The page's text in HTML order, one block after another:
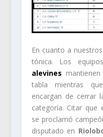
En cuanto a
tónica. Los
alevines
tabla mientras
encargan de cerrar
categoría. Citar que
se proclamó
disputado en